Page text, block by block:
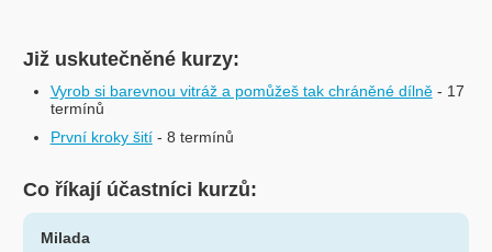
Již uskutečněné kurzy:
Vyrob si barevnou vitráž a pomůžeš tak chráněné dílně - 17
termínů
První kroky šití - 8 termínů
Co říkají účastníci kurzů:
Milada